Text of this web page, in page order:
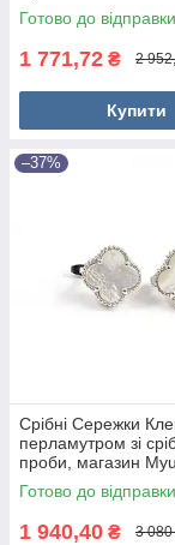
Готово до відправки
1 771,72 ₴ 2
Купити
–37%
Срібні Сережки
перламутром зі
проби, магазин
Готово до відправки
1 940,40 ₴ 3 080